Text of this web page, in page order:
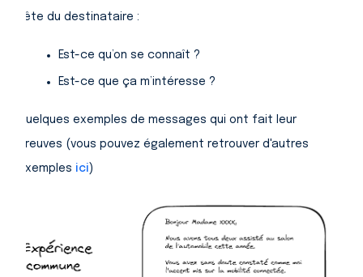
tête du destinataire :
Est-ce qu’on se connaît ?
Est-ce que ça m’intéresse ?
Quelques exemples de messages qui ont fait leur
preuves (vous pouvez également retrouver d'autres
exemples ici )